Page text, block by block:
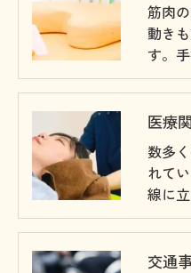
筋肉
動き
す。
数多
れて
線に
交通